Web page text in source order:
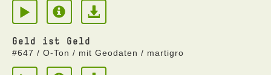
Geld ist Geld
#647 / O-Ton / mit Geodaten / martigro